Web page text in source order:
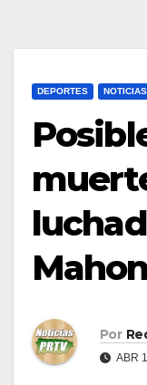
DEPORTES NOTICIAS
Por
ABR